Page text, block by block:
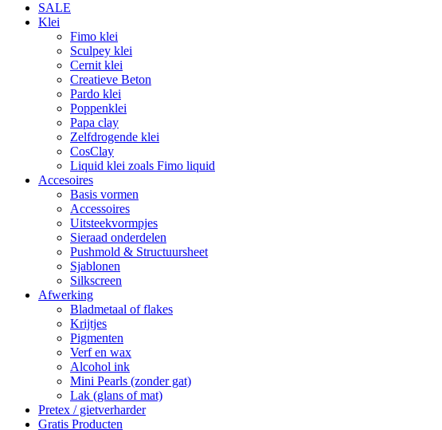
SALE
Klei
Fimo klei
Sculpey klei
Cernit klei
Creatieve Beton
Pardo klei
Poppenklei
Papa clay
Zelfdrogende klei
CosClay
Liquid klei zoals Fimo liquid
Accesoires
Basis vormen
Accessoires
Uitsteekvormpjes
Sieraad onderdelen
Pushmold & Structuursheet
Sjablonen
Silkscreen
Afwerking
Bladmetaal of flakes
Krijtjes
Pigmenten
Verf en wax
Alcohol ink
Mini Pearls (zonder gat)
Lak (glans of mat)
Pretex / gietverharder
Gratis Producten